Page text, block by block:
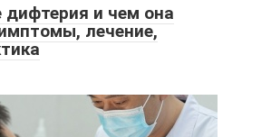
дифтерия и чем она
лечение,